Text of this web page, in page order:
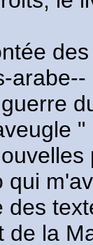
qui
des
de la